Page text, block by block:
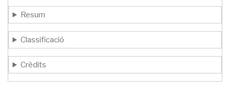
Resum
Classificació
Crèdits